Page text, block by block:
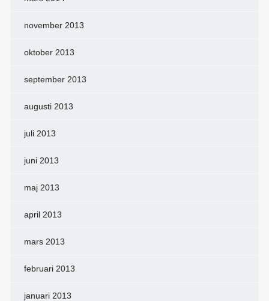
november 2013
oktober 2013
september 2013
augusti 2013
juli 2013
juni 2013
maj 2013
april 2013
mars 2013
februari 2013
januari 2013